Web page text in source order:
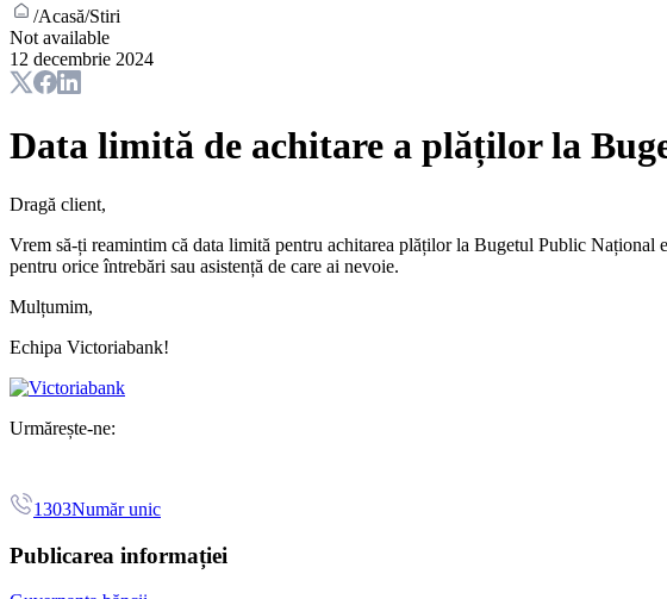
/Acasă/Stiri
Not available
12 decembrie 2024
Data limită de achitare a plăților la
Dragă client,
Vrem să-ți reamintim că data limită pentru achitarea plăților la Bugetul Public
pentru orice întrebări sau asistență de care ai nevoie.
Mulțumim,
Echipa Victoriabank!
Urmărește-ne:
1303Număr unic
Publicarea informației